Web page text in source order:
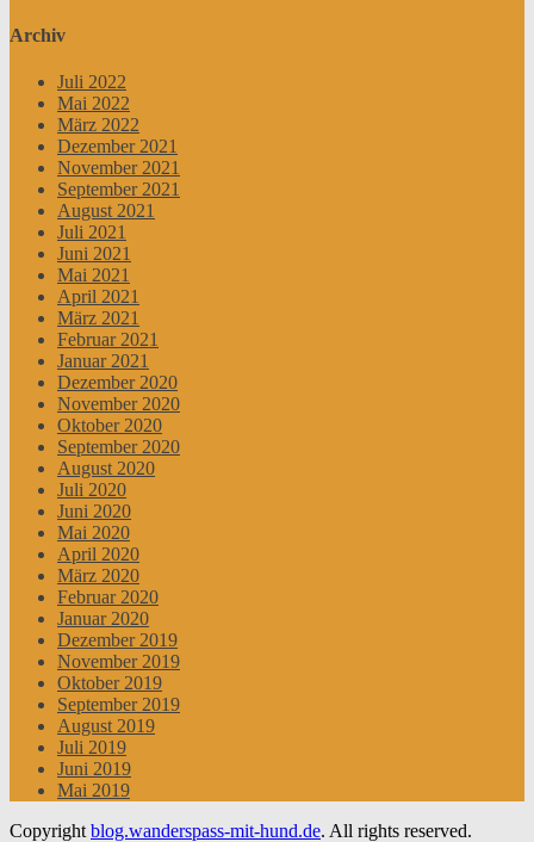
Archiv
Juli 2022
Mai 2022
März 2022
Dezember 2021
November 2021
September 2021
August 2021
Juli 2021
Juni 2021
Mai 2021
April 2021
März 2021
Februar 2021
Januar 2021
Dezember 2020
November 2020
Oktober 2020
September 2020
August 2020
Juli 2020
Juni 2020
Mai 2020
April 2020
März 2020
Februar 2020
Januar 2020
Dezember 2019
November 2019
Oktober 2019
September 2019
August 2019
Juli 2019
Juni 2019
Mai 2019
Copyright blog.wanderspass-mit-hund.de. All rights reserved.